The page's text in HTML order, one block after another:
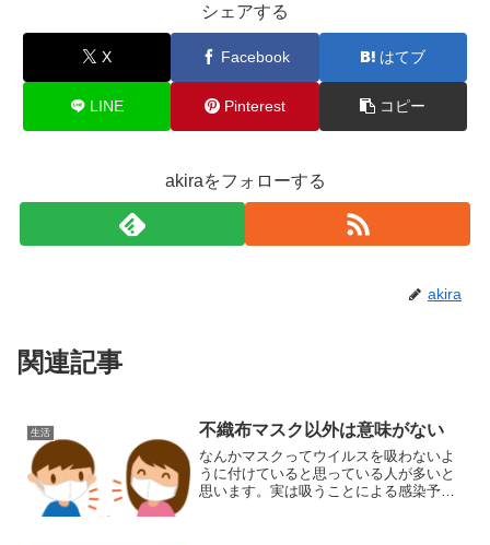
シェアする
X Facebook はてブ
LINE Pinterest コピー
akiraをフォローする
akira
関連記事
生活 不織布マスク以外は意味がない
なんかマスクってウイルスを吸わないよ
うに付けていると思っている人が多いと
思います。実は吸うことによる感染予防